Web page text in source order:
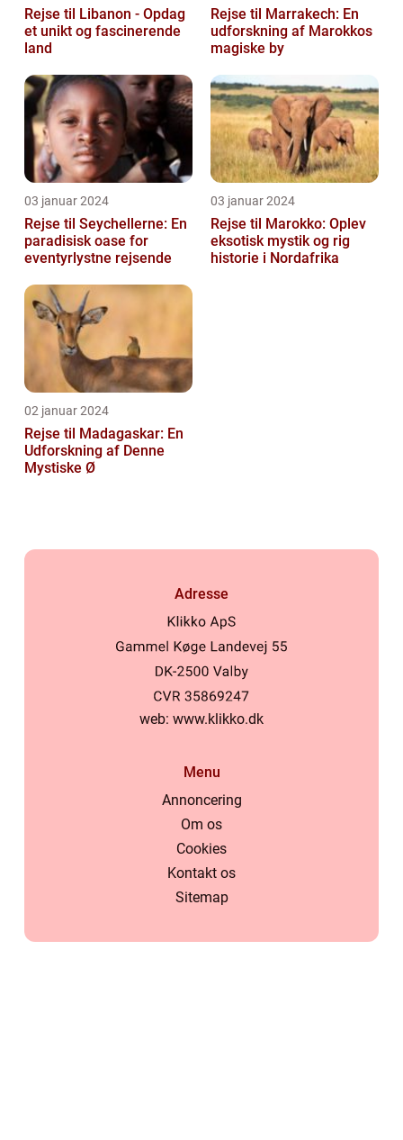
Rejse til Libanon - Opdag
et unikt og fascinerende
land
Rejse til Marrakech: En
udforskning af Marokkos
magiske by
03 januar 2024
Rejse til Seychellerne: En
paradisisk oase for
eventyrlystne rejsende
03 januar 2024
Rejse til Marokko: Oplev
eksotisk mystik og rig
historie i Nordafrika
02 januar 2024
Rejse til Madagaskar: En
Udforskning af Denne
Mystiske Ø
Adresse
web: www.klikko.dk
Menu
Annoncering
Om os
Cookies
Kontakt os
Sitemap